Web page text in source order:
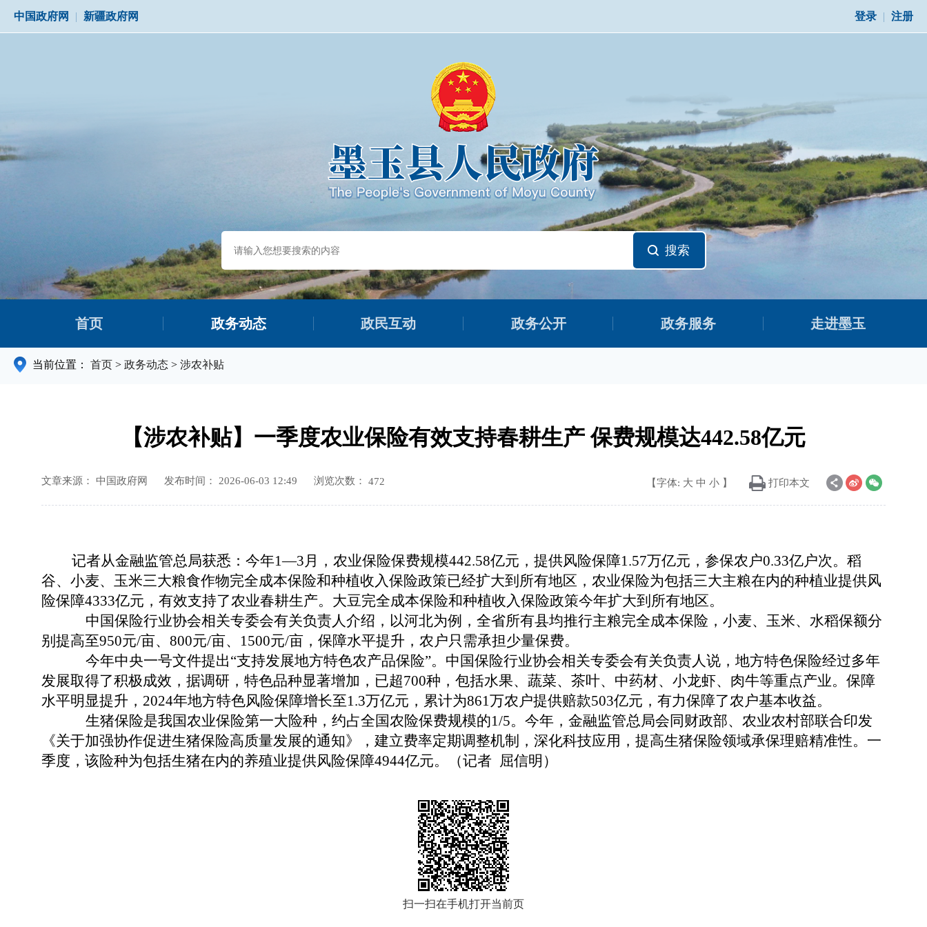
中国政府网 | 新疆政府网 登录 | 注册
搜索
首页 政务动态 政民互动 政务公开 政务服务 走进墨玉
当前位置： 首页 > 政务动态 > 涉农补贴
【涉农补贴】一季度农业保险有效支持春耕生产 保费规模达442.58亿元
文章来源： 中国政府网 发布时间： 2026-06-03 12:49 浏览次数： 472 【字体: 大 中 小 】 打印本文
记者从金融监管总局获悉：今年1—3月，农业保险保费规模442.58亿元，提供风险保障1.57万亿元，参保农户0.33亿户次。稻
谷、小麦、玉米三大粮食作物完全成本保险和种植收入保险政策已经扩大到所有地区，农业保险为包括三大主粮在内的种植业提供风
险保障4333亿元，有效支持了农业春耕生产。大豆完全成本保险和种植收入保险政策今年扩大到所有地区。
中国保险行业协会相关专委会有关负责人介绍，以河北为例，全省所有县均推行主粮完全成本保险，小麦、玉米、水稻保额分
别提高至950元/亩、800元/亩、1500元/亩，保障水平提升，农户只需承担少量保费。
今年中央一号文件提出“支持发展地方特色农产品保险”。中国保险行业协会相关专委会有关负责人说，地方特色保险经过多年
发展取得了积极成效，据调研，特色品种显著增加，已超700种，包括水果、蔬菜、茶叶、中药材、小龙虾、肉牛等重点产业。保障
水平明显提升，2024年地方特色风险保障增长至1.3万亿元，累计为861万农户提供赔款503亿元，有力保障了农户基本收益。
生猪保险是我国农业保险第一大险种，约占全国农险保费规模的1/5。今年，金融监管总局会同财政部、农业农村部联合印发
《关于加强协作促进生猪保险高质量发展的通知》，建立费率定期调整机制，深化科技应用，提高生猪保险领域承保理赔精准性。一
季度，该险种为包括生猪在内的养殖业提供风险保障4944亿元。（记者 屈信明）
扫一扫在手机打开当前页